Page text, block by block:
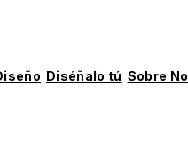
Diséñalo tú Sobre